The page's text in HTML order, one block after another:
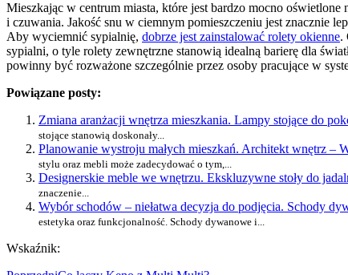
Mieszkając w centrum miasta, które jest bardzo mocno
i czuwania. Jakość snu w ciemnym pomieszczeniu jest znacznie
Aby wyciemnić sypialnię, dobrze jest zainstalować rolety okienne.
sypialni, o tyle rolety zewnętrzne stanowią idealną barierę dla
powinny być rozważone szczególnie przez osoby pracujące w
Powiązane posty:
Zmiana aranżacji wnętrza mieszkania. Lampy stojące do
stojące stanowią doskonały...
Planowanie wystroju małych mieszkań. Architekt wnętrz –
stylu oraz mebli może zadecydować o tym,...
Designerskie meble we wnętrzu. Ekskluzywne stoły do
znaczenie...
Wybór schodów – niełatwa decyzja do podjęcia. Schody
estetyka oraz funkcjonalność. Schody dywanowe i...
Wskaźnik: